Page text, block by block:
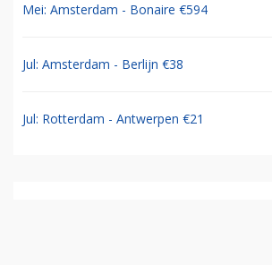
Mei: Amsterdam - Bonaire €594
Jul: Amsterdam - Berlijn €38
Jul: Rotterdam - Antwerpen €21